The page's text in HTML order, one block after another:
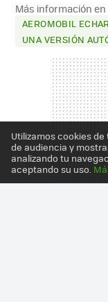
Más información
AEROMOBIL
UNA VERSIÓN
Utilizamos cookies
de audiencia y
analizando tu
aceptando su uso.